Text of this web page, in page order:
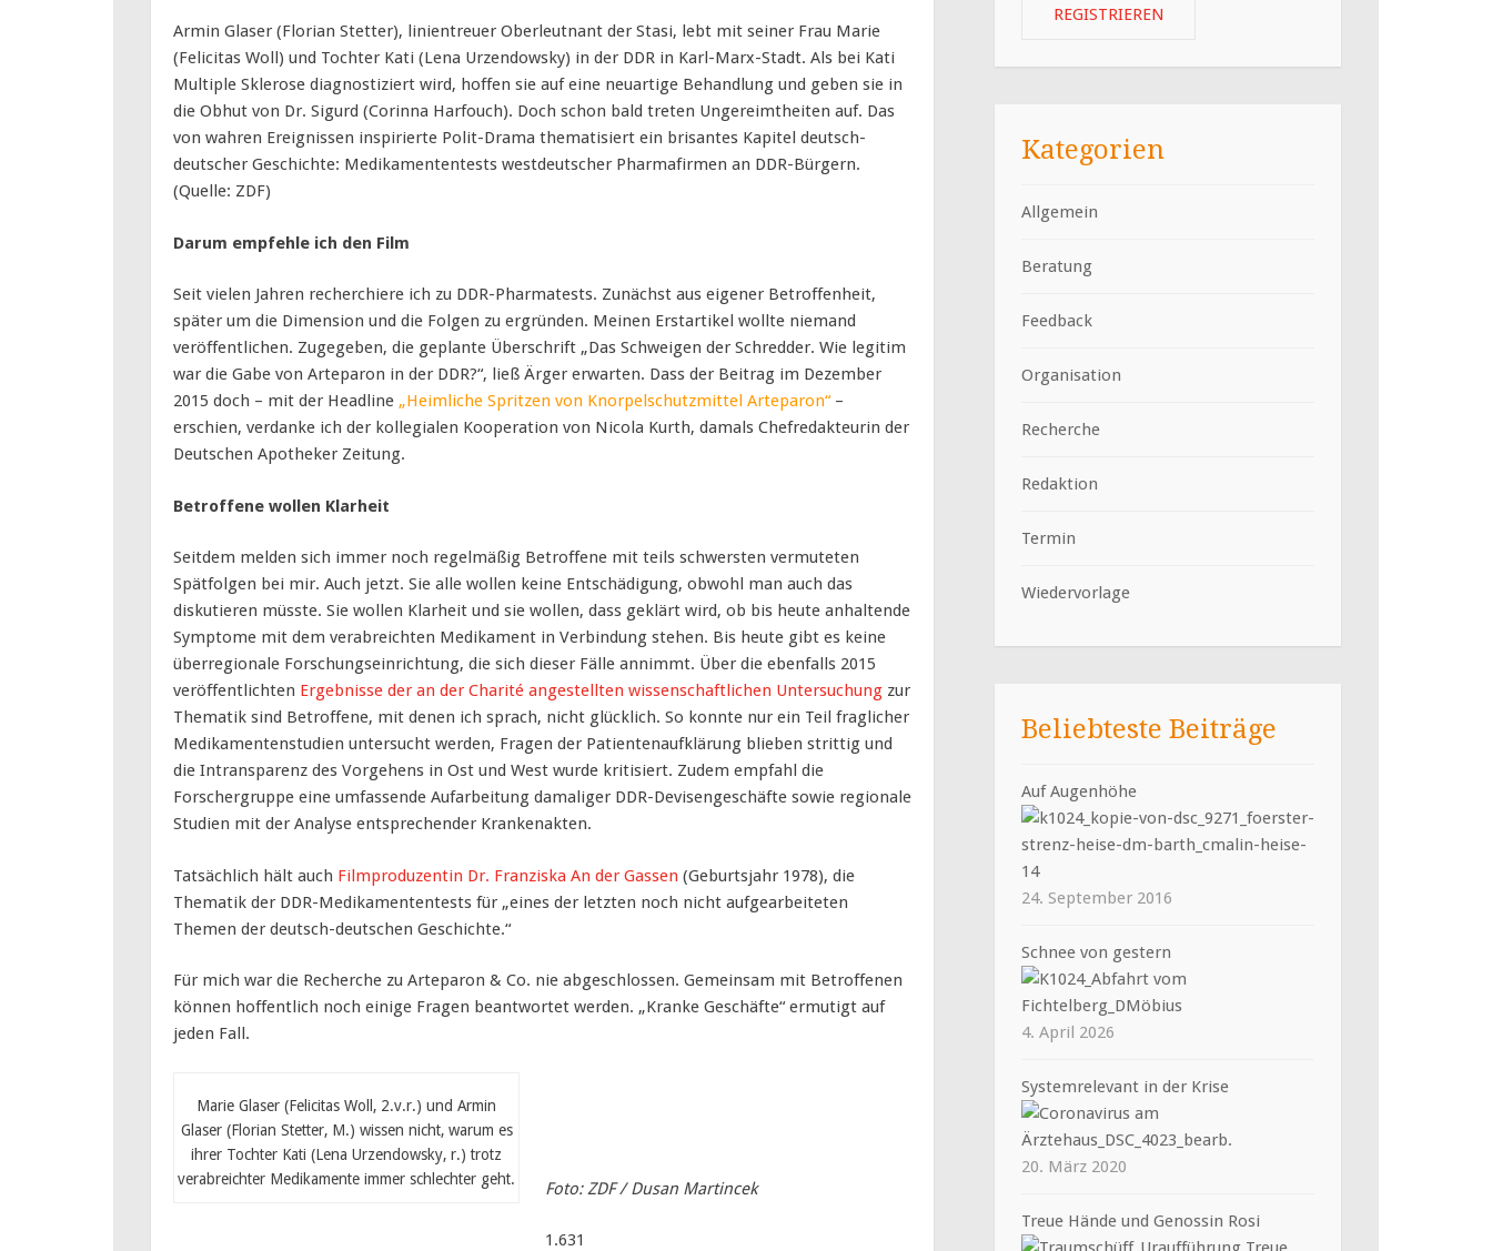
Armin Glaser (Florian Stetter), linientreuer Oberleutnant der Stasi, lebt mit seiner Frau Marie
(Felicitas Woll) und Tochter Kati (Lena Urzendowsky) in der DDR in Karl-Marx-Stadt. Als bei Kati
Multiple Sklerose diagnostiziert wird, hoffen sie auf eine neuartige Behandlung und geben sie in
die Obhut von Dr. Sigurd (Corinna Harfouch). Doch schon bald treten Ungereimtheiten auf. Das
von wahren Ereignissen inspirierte Polit-Drama thematisiert ein brisantes Kapitel deutsch-
deutscher Geschichte: Medikamententests westdeutscher Pharmafirmen an DDR-Bürgern.
(Quelle: ZDF)
Darum empfehle ich den Film
Seit vielen Jahren recherchiere ich zu DDR-Pharmatests. Zunächst aus eigener Betroffenheit,
später um die Dimension und die Folgen zu ergründen. Meinen Erstartikel wollte niemand
veröffentlichen. Zugegeben, die geplante Überschrift „Das Schweigen der Schredder. Wie legitim
war die Gabe von Arteparon in der DDR?“, ließ Ärger erwarten. Dass der Beitrag im Dezember
2015 doch – mit der Headline „Heimliche Spritzen von Knorpelschutzmittel Arteparon“–
erschien, verdanke ich der kollegialen Kooperation von Nicola Kurth, damals Chefredakteurin der
Deutschen Apotheker Zeitung.
Betroffene wollen Klarheit
Seitdem melden sich immer noch regelmäßig Betroffene mit teils schwersten vermuteten
Spätfolgen bei mir. Auch jetzt. Sie alle wollen keine Entschädigung, obwohl man auch das
diskutieren müsste. Sie wollen Klarheit und sie wollen, dass geklärt wird, ob bis heute anhaltende
Symptome mit dem verabreichten Medikament in Verbindung stehen. Bis heute gibt es keine
überregionale Forschungseinrichtung, die sich dieser Fälle annimmt. Über die ebenfalls 2015
veröffentlichten Ergebnisse der an der Charité angestellten wissenschaftlichen Untersuchung zur
Thematik sind Betroffene, mit denen ich sprach, nicht glücklich. So konnte nur ein Teil fraglicher
Medikamentenstudien untersucht werden, Fragen der Patientenaufklärung blieben strittig und
die Intransparenz des Vorgehens in Ost und West wurde kritisiert. Zudem empfahl die
Forschergruppe eine umfassende Aufarbeitung damaliger DDR-Devisengeschäfte sowie regionale
Studien mit der Analyse entsprechender Krankenakten.
Tatsächlich hält auch Filmproduzentin Dr. Franziska An der Gassen (Geburtsjahr 1978), die
Thematik der DDR-Medikamententests für „eines der letzten noch nicht aufgearbeiteten
Themen der deutsch-deutschen Geschichte.“
Für mich war die Recherche zu Arteparon & Co. nie abgeschlossen. Gemeinsam mit Betroffenen
können hoffentlich noch einige Fragen beantwortet werden. „Kranke Geschäfte“ ermutigt auf
jeden Fall.
Marie Glaser (Felicitas Woll, 2.v.r.) und Armin
Glaser (Florian Stetter, M.) wissen nicht, warum es
ihrer Tochter Kati (Lena Urzendowsky, r.) trotz
verabreichter Medikamente immer schlechter geht.
Foto: ZDF / Dusan Martincek
1.631
Kategorien
Allgemein
Beratung
Feedback
Organisation
Recherche
Redaktion
Termin
Wiedervorlage
Beliebteste Beiträge
Auf Augenhöhe
24. September 2016
Schnee von gestern
4. April 2026
Systemrelevant in der Krise
20. März 2020
Treue Hände und Genossin Rosi